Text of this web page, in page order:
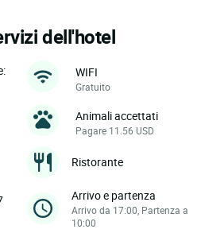
dell'hotel
WIFI
Gratuito
Animali accettati
Pagare 11.56 USD
Ristorante
Arrivo e partenza
Arrivo da 17:00, Partenza a
10:00